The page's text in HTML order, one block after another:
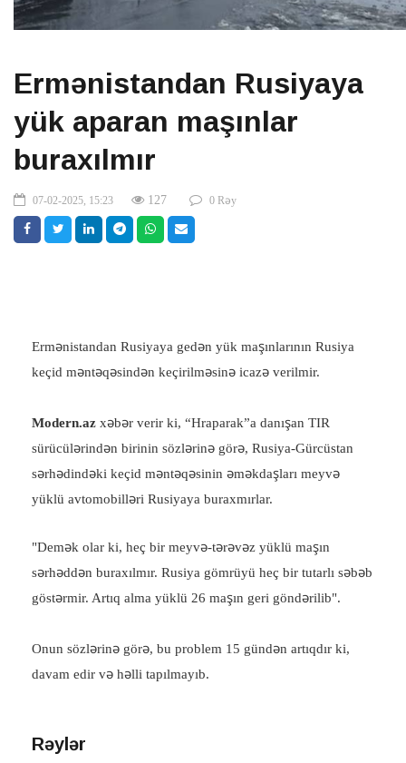
Ermənistandan Rusiyaya
yük aparan maşınlar
buraxılmır
07-02-2025, 15:23 127 0 Rəy
Ermənistandan Rusiyaya gedən yük maşınlarının Rusiya
keçid məntəqəsindən keçirilməsinə icazə verilmir.
Modern.az xəbər verir ki, “Hraparak”a danışan TIR
sürücülərindən birinin sözlərinə görə, Rusiya-Gürcüstan
sərhədindəki keçid məntəqəsinin əməkdaşları meyvə
yüklü avtomobilləri Rusiyaya buraxmırlar.
"Demək olar ki, heç bir meyvə-tərəvəz yüklü maşın
sərhəddən buraxılmır. Rusiya gömrüyü heç bir tutarlı səbəb
göstərmir. Artıq alma yüklü 26 maşın geri göndərilib".
Onun sözlərinə görə, bu problem 15 gündən artıqdır ki,
davam edir və həlli tapılmayıb.
Rəylər